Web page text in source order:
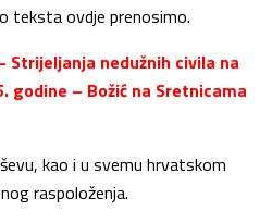
teksta ovdje prenosimo.
Strijeljanja nedužnih civila na
godine – Božić na Sretnicama
kao i u svemu hrvatskom
raspoloženja.